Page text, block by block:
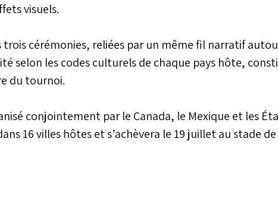
visuels.
trois cérémonies, reliées par un même fil narratif
selon les codes culturels de chaque pays hôte,
du tournoi.
conjointement par le Canada, le Mexique et les
16 villes hôtes et s’achèvera le 19 juillet au stade